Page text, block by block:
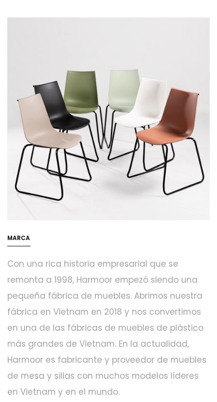
MARCA
Con una rica historia empresarial que se
remonta a 1998, Harmoor empezó siendo una
pequeña fábrica de muebles. Abrimos nuestra
fábrica en Vietnam en 2018 y nos convertimos
en una de las fábricas de muebles de plástico
más grandes de Vietnam. En la actualidad,
Harmoor es fabricante y proveedor de muebles
de mesa y sillas con muchos modelos líderes
en Vietnam y en el mundo.